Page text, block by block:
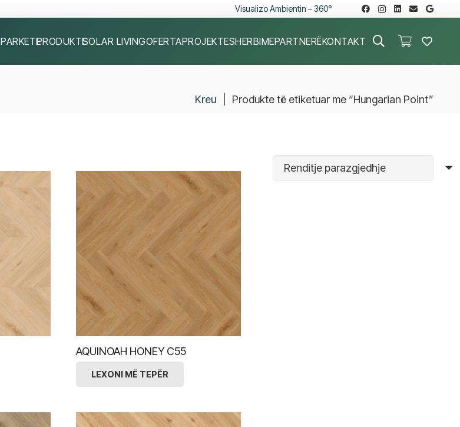
Visualizo Ambientin – 360°
PARKETEPRODUKTESOLAR LIVINGOFERTAPROJEKTESHERBIMEPARTNERËKONTAKT
Kreu Produkte të etiketuar me “Hungarian Point”
AQUINOAH HONEY C55
LEXONI MË TEPËR